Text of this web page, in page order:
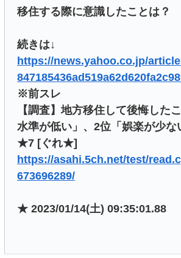
移住する際に意識したことは？
続きは↓
https://news.yahoo.co.jp/
※前スレ
【調査】地方移住して後悔し
水準が低い」、2位「娯楽が少な
★7 [ぐれ★]
https://asahi.5ch.net/test/
673696289/
★ 2023/01/14(土) 09:35:01.88